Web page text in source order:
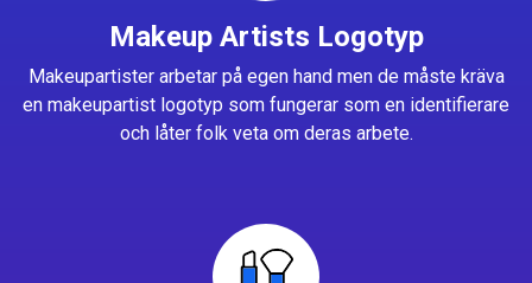
Makeup Artists Logotyp
Makeupartister arbetar på egen hand men de måste kräva
en makeupartist logotyp som fungerar som en identifierare
och låter folk veta om deras arbete.